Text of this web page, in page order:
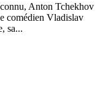
Anton Tchekhov
comédien Vladislav
sa...